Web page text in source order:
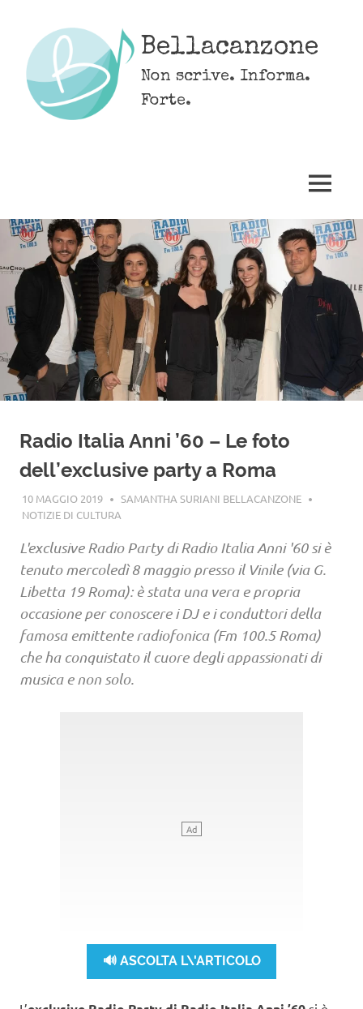
content
Bellacanzone
Non scrive. Informa.
Forte.
MENU
Radio Italia Anni ’60 – Le foto
dell’exclusive party a Roma
10 MAGGIO 2019
SAMANTHA SURIANI BELLACANZONE
NOTIZIE DI CULTURA
L'exclusive Radio Party di Radio Italia Anni '60 si è
tenuto mercoledì 8 maggio presso il Vinile (via G.
Libetta 19 Roma): è stata una vera e propria
occasione per conoscere i DJ e i conduttori della
famosa emittente radiofonica (Fm 100.5 Roma)
che ha conquistato il cuore degli appassionati di
musica e non solo.
🔊 ASCOLTA L\'ARTICOLO